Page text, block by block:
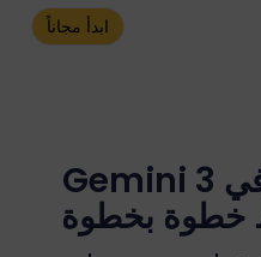
ابدأ مجاناً
كيفية الاشتراك في Gemini 3